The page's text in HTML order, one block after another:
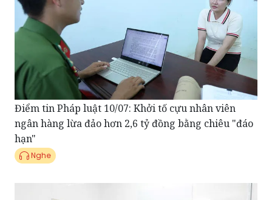
Điểm tin Pháp luật 10/07: Khởi tố cựu nhân viên
ngân hàng lừa đảo hơn 2,6 tỷ đồng bằng chiêu "đáo
hạn"
Nghe